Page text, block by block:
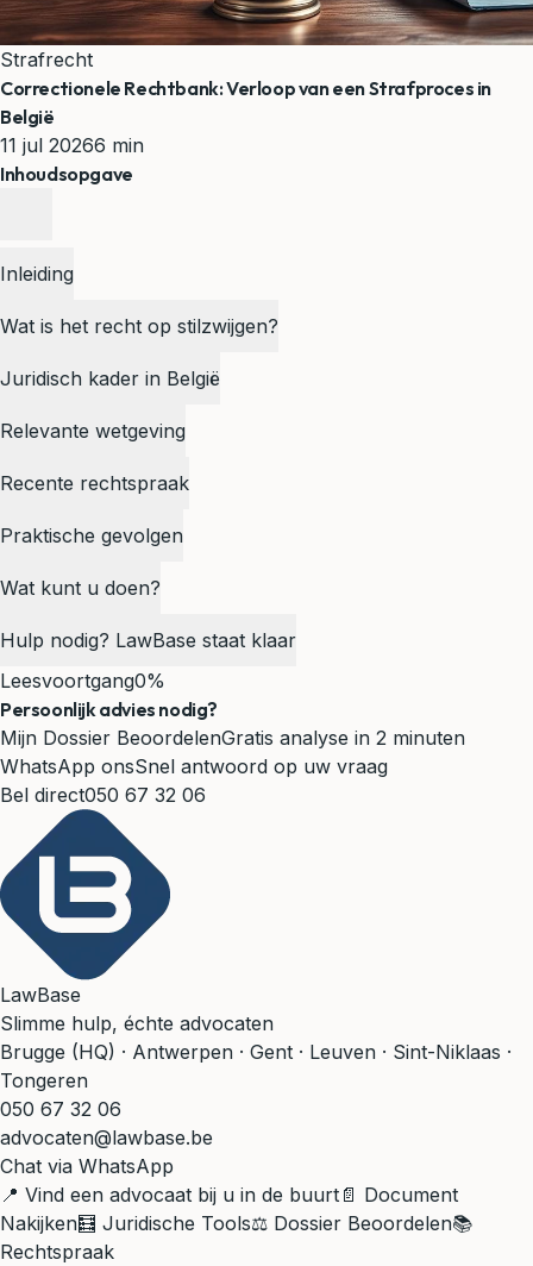
Strafrecht
Correctionele Rechtbank: Verloop van een Strafproces in
België
11 jul 20266 min
Inhoudsopgave
Inleiding
Wat is het recht op stilzwijgen?
Juridisch kader in België
Relevante wetgeving
Recente rechtspraak
Praktische gevolgen
Wat kunt u doen?
Hulp nodig? LawBase staat klaar
Leesvoortgang0%
Persoonlijk advies nodig?
Mijn Dossier BeoordelenGratis analyse in 2 minuten
WhatsApp onsSnel antwoord op uw vraag
Bel direct050 67 32 06
LawBase
Slimme hulp, échte advocaten
Brugge (HQ) · Antwerpen · Gent · Leuven · Sint-Niklaas ·
Tongeren
050 67 32 06
advocaten@lawbase.be
Chat via WhatsApp
📍 Vind een advocaat bij u in de buurt 📄 Document
Nakijken🧮 Juridische Tools⚖️ Dossier Beoordelen📚
Rechtspraak